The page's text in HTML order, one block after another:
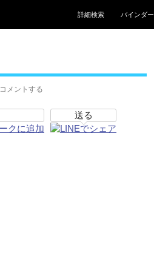
詳細検索
バインダー
コメントする
送る